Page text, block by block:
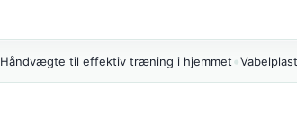
Håndvægte til effektiv træning i hjemmet•